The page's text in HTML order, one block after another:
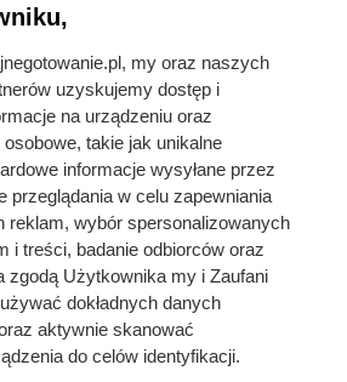
za mniej niż 8 zł –
dwóch osób
w Dino za mniej niż 8 zł. Sprawdź
oferty i dowiedz się, do kiedy jest
my oraz naszych
uzyskujemy dostęp i
na urządzeniu oraz
takie jak unikalne
informacje wysyłane przez
przeglądania w celu zapewniania
reklam, wybór spersonalizowanych
i treści, badanie odbiorców oraz
zgodą Użytkownika my i Zaufani
dokładnych danych
aktywnie skanować
do celów identyfikacji.